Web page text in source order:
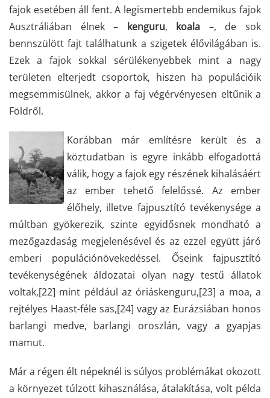
fajok esetében áll fent. A legismertebb endemikus fajok
Ausztráliában élnek – kenguru, koala –, de sok
bennszülött fajt találhatunk a szigetek élővilágában is.
Ezek a fajok sokkal sérülékenyebbek mint a nagy
területen elterjedt csoportok, hiszen ha populációik
megsemmisülnek, akkor a faj végérvényesen eltűnik a
Földről.
Korábban már említésre került és a
köztudatban is egyre inkább elfogadottá
válik, hogy a fajok egy részének kihalásáért
az ember tehető felelőssé. Az ember
élőhely, illetve fajpusztító tevékenysége a
múltban gyökerezik, szinte egyidősnek mondható a
mezőgazdaság megjelenésével és az ezzel együtt járó
emberi populációnövekedéssel. Őseink fajpusztító
tevékenységének áldozatai olyan nagy testű állatok
voltak,[22] mint például az óriáskenguru,[23] a moa, a
rejtélyes Haast-féle sas,[24] vagy az Eurázsiában honos
barlangi medve, barlangi oroszlán, vagy a gyapjas
mamut.
Már a régen élt népeknél is súlyos problémákat okozott
a környezet túlzott kihasználása, átalakítása, volt példa